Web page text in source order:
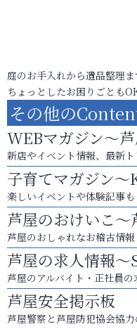
庭のお手入れから遺品整理ま
ちょっとしたお困りごとも
その他の
WEBマガジン～
新店やイベント情報、最新ト
子育てマガジン
楽しいイベントや体験記事も
芦屋のおけいこ
芦屋のおしゃれなお稽古情報
芦屋の求人情報～
芦屋のアルバイト・正社員の
芦屋安全掲示板
芦屋警察と芦屋防犯協会協